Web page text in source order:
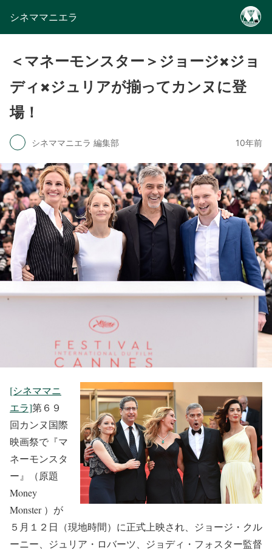
シネママニエラ
＜マネーモンスター＞ジョージ×ジョ
ディ×ジュリアが揃ってカンヌに登
場！
シネママニエラ 編集部 10年前
[シネママニ
エラ]第６９
回カンヌ国際
映画祭で『マ
ネーモンスタ
ー』（原題
Money
Monster ）が
５月１２日（現地時間）に正式上映され、ジョージ・クル
ーニー、ジュリア・ロバーツ、ジョディ・フォスター監督